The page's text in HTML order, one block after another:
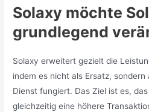
Solaxy möchte
grundlegend
Solaxy erweitert gezielt die
indem es nicht als Ersatz,
Dienst fungiert. Das Ziel ist es,
gleichzeitig eine höhere